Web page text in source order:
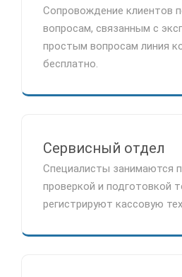
Сопровождение клиентов
вопросам, связанным с
простым вопросам линия
бесплатно.
Сервисный отдел
Специалисты занимаются
проверкой и подготовкой
регистрируют кассовую